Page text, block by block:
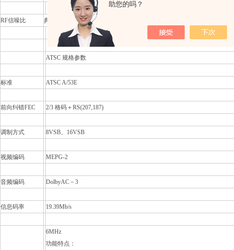
助您的吗？
RF信噪比 典型值 44dB@ 474 MHz
ATSC 规格参数
标准 ATSC A/53E
前向纠错FEC 2/3 格码＋RS(207,187)
调制方式 8VSB、16VSB
视频编码 MEPG-2
音频编码 DolbyAC－3
信息码率 19.39Mb/s
6MHz
功能特点：